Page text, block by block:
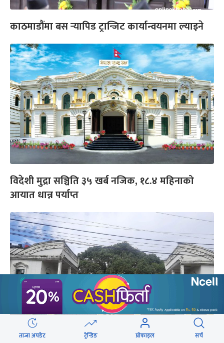
काठमाडौंमा बस र्‍यापिड ट्रान्जिट कार्यान्वयनमा ल्याइने
विदेशी मुद्रा सञ्चिति ३५ खर्ब नजिक, १८.४ महिनाको
आयात धान्न पर्याप्त
ताजा अपडेट ट्रेन्डिङ प्रोफाइल सर्च